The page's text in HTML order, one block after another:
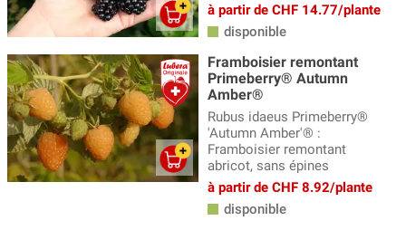
à partir de CHF 14.77/plante
disponible
Framboisier remontant
Primeberry® Autumn
Amber®
Rubus idaeus Primeberry®
'Autumn Amber'® :
Framboisier remontant
abricot, sans épines
à partir de CHF 8.92/plante
disponible